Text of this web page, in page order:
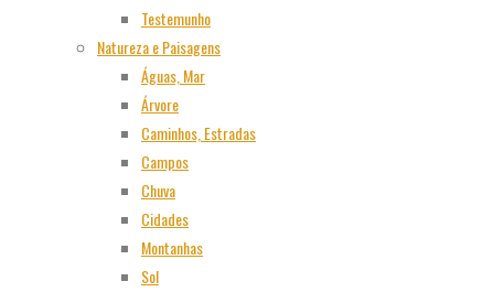
Testemunho
Natureza e Paisagens
Águas, Mar
Árvore
Caminhos, Estradas
Campos
Chuva
Cidades
Montanhas
Sol